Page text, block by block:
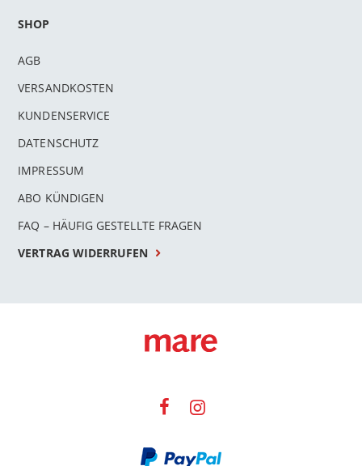
SHOP
AGB
VERSANDKOSTEN
KUNDENSERVICE
DATENSCHUTZ
IMPRESSUM
ABO KÜNDIGEN
FAQ – HÄUFIG GESTELLTE FRAGEN
VERTRAG WIDERRUFEN